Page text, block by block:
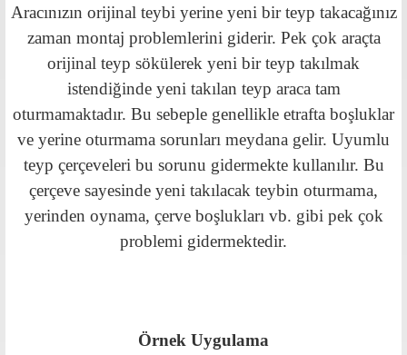
Aracınızın orijinal teybi yerine yeni bir teyp takacağınız
zaman montaj problemlerini giderir. Pek çok araçta
orijinal teyp sökülerek yeni bir teyp takılmak
istendiğinde yeni takılan teyp araca tam
oturmamaktadır. Bu sebeple genellikle etrafta boşluklar
ve yerine oturmama sorunları meydana gelir. Uyumlu
teyp çerçeveleri bu sorunu gidermekte kullanılır. Bu
çerçeve sayesinde yeni takılacak teybin oturmama,
yerinden oynama, çerve boşlukları vb. gibi pek çok
problemi gidermektedir.
Örnek Uygulama